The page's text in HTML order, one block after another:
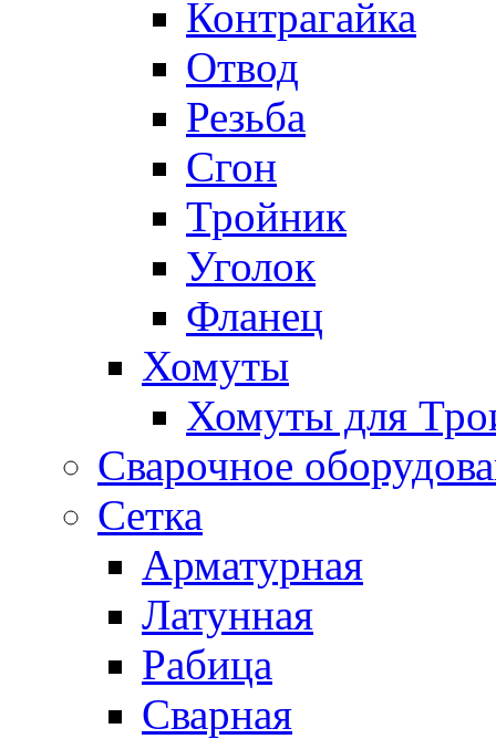
Контрагайка
Отвод
Резьба
Сгон
Тройник
Уголок
Фланец
Хомуты
Хомуты для
Сварочное
Сетка
Арматурная
Латунная
Рабица
Сварная